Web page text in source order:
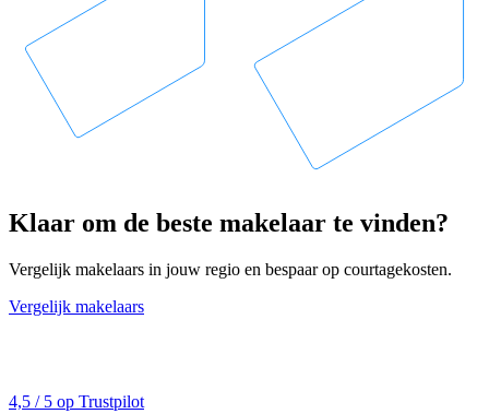
Klaar om de beste makelaar te vinden?
Vergelijk makelaars in jouw regio en bespaar op courtagekosten.
Vergelijk makelaars
4,5 / 5 op Trustpilot